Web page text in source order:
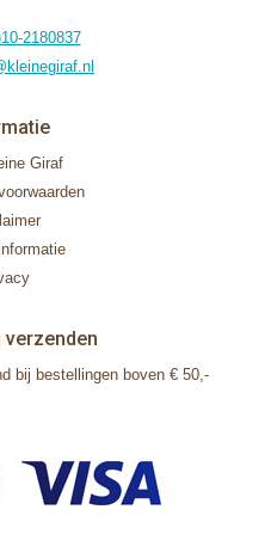
2180837
Giraf
verzenden
bij bestellingen boven € 50,-